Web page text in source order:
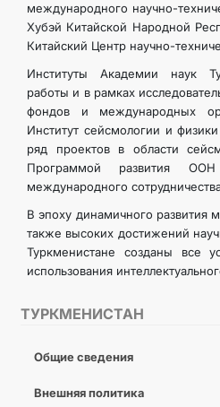
ТУРКМЕНИСТАН
Общие сведения
Внешняя политика
международного научно-
Хубэй Китайской Народной
Китайский Центр научно-
Институты Академии наук
работы и в рамках
фондов и международных
Институт сейсмологии и
ряд проектов в области
Программой развития
международного
В эпоху динамичного развития
также высоких достижений
Туркменистане созданы все
использования